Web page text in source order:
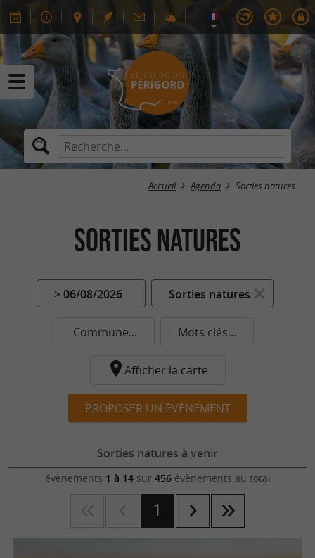
Accueil Agenda Sorties natures
Sorties natures
> 06/08/2026 Sorties natures
Commune... Mots clés...
Afficher la carte
PROPOSER UN ÉVÈNEMENT
Sorties natures à venir
évènements 1 à 14sur 456évènements au total
1